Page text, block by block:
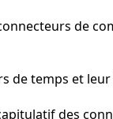
de
de temps et
des